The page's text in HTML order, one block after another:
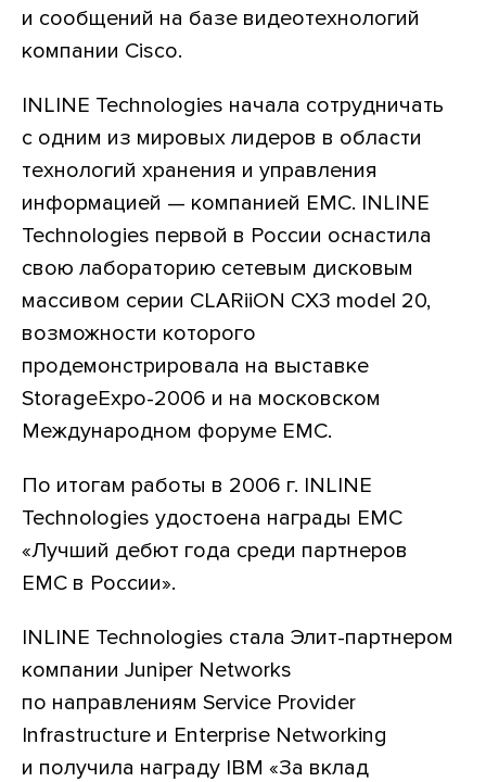
и сообщений на базе видеотехнологий
компании Cisco.
INLINE Technologies начала сотрудничать
с одним из мировых лидеров в области
технологий хранения и управления
информацией — компанией EMC. INLINE
Technologies первой в России оснастила
свою лабораторию сетевым дисковым
массивом серии CLARiiON CX3 model 20,
возможности которого
продемонстрировала на выставке
StorageExpo-2006 и на московском
Международном форуме EMC.
По итогам работы в 2006 г. INLINE
Technologies удостоена награды EMC
«Лучший дебют года среди партнеров
EMC в России».
INLINE Technologies стала Элит-партнером
компании Juniper Networks
по направлениям Service Provider
Infrastructure и Enterprise Networking
и получила награду IBM «За вклад